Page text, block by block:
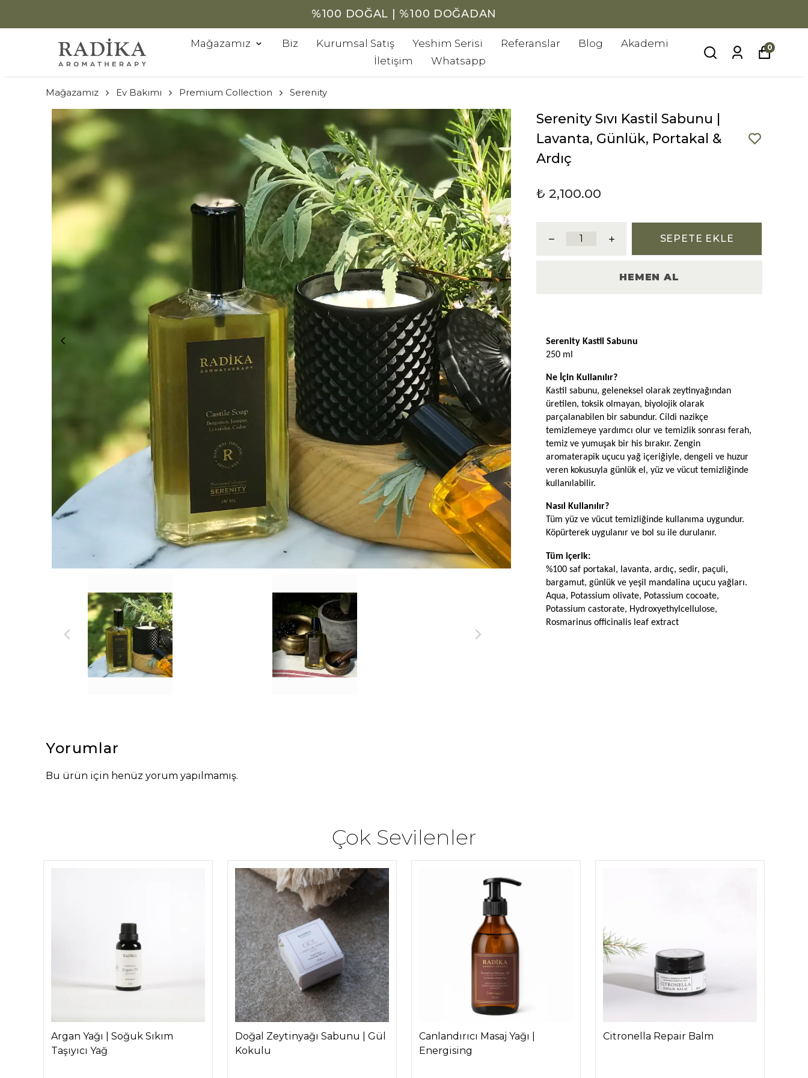
%100 DOĞAL | %100 DOĞADAN
Mağazamız Biz Kurumsal Satış Yeshim Serisi Referanslar Blog
Akademi
İletişim
Whatsapp
0
Mağazamız Ev Bakımı Premium Collection Serenity
Serenity Sıvı Kastil Sabunu |
Lavanta, Günlük, Portakal &
Ardıç
₺ 2,100.00
SEPETE EKLE
HEMEN AL
Serenity Kastil Sabunu
250 ml
Ne İçin Kullanılır?
Kastil sabunu, geleneksel olarak zeytinyağından
üretilen, toksik olmayan, biyolojik olarak
parçalanabilen bir sabundur. Cildi nazikçe
temizlemeye yardımcı olur ve temizlik sonrası ferah,
temiz ve yumuşak bir his bırakır. Zengin
aromaterapik uçucu yağ içeriğiyle, dengeli ve huzur
veren kokusuyla günlük el, yüz ve vücut temizliğinde
kullanılabilir.
Nasıl Kullanılır?
Tüm yüz ve vücut temizliğinde kullanıma uygundur.
Köpürterek uygulanır ve bol su ile durulanır.
Tüm içerik:
%100 saf portakal, lavanta, ardıç, sedir, paçuli,
bargamut, günlük ve yeşil mandalina uçucu yağları.
Aqua, Potassium olivate, Potassium cocoate,
Potassium castorate, Hydroxyethylcellulose,
Rosmarinus officinalis leaf extract
Yorumlar
Bu ürün için henüz yorum yapılmamış.
Çok Sevilenler
Argan Yağı | Soğuk Sıkım
Taşıyıcı Yağ
Doğal Zeytinyağı Sabunu | Gül
Kokulu
Canlandırıcı Masaj Yağı |
Energising
Citronella Repair Balm